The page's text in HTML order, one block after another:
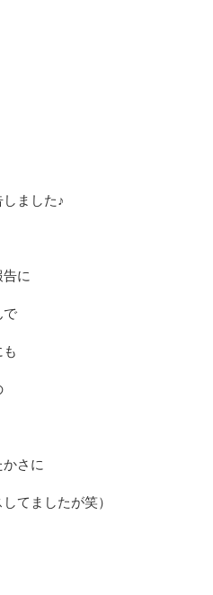
ました♪
告に
で
さに
てましたが笑）